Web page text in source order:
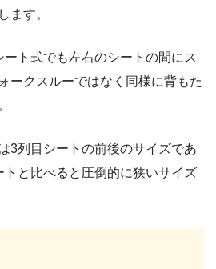
ます。
ト式でも左右のシートの間にス
ークスルーではなく同様に背もた
3列目シートの前後のサイズであ
トと比べると圧倒的に狭いサイズ